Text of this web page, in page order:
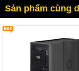
Sản phẩm cùng